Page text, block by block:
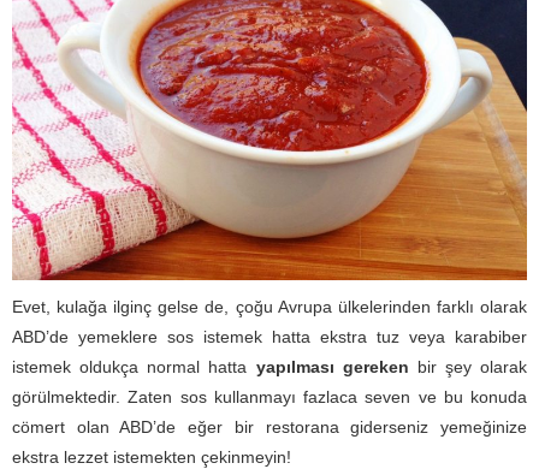
Evet, kulağa ilginç gelse de, çoğu Avrupa ülkelerinden farklı olarak
ABD’de yemeklere sos istemek hatta ekstra tuz veya karabiber
istemek oldukça normal hatta yapılması gereken bir şey olarak
görülmektedir. Zaten sos kullanmayı fazlaca seven ve bu konuda
cömert olan ABD’de eğer bir restorana giderseniz yemeğinize
ekstra lezzet istemekten çekinmeyin!